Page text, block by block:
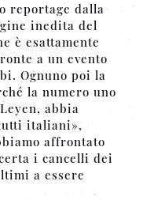
reportage dalla
inedita del
è esattamente
a un evento
Ognuno poi la
la numero uno
abbia
italiani»,
affrontato
i cancelli dei
a essere